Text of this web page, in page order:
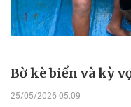
Bờ kè biển và kỳ
25/05/2026 05:09